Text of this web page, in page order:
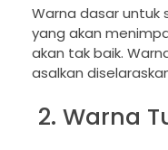
Warna dasar untuk
yang akan
akan tak baik.
asalkan
2. Warna